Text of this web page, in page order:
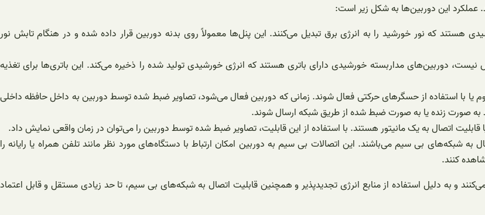
عملکرد این دوربین‌ها به شکل زیر است:
هستند که نور خورشید را به انرژی برق تبدیل می‌کنند. این پنل‌ها معمولاً روی بدنه دوربین قرار داده شده و در هنگام تابش نور
دوربین‌های مداربسته خورشیدی دارای باتری هستند که انرژی خورشیدی تولید شده را ذخیره می‌کند. این باتری‌ها برای تغذیه
یا با استفاده از حسگرهای حرکتی فعال شوند. زمانی که دوربین فعال می‌شود، تصاویر ضبط شده توسط دوربین به داخل حافظه داخلی
به صورت زنده یا به صورت ضبط شده از طریق شبکه ارسال شوند.
اتصال به یک مانیتور هستند. با استفاده از این قابلیت، تصاویر ضبط شده توسط دوربین را می‌توان در زمان واقعی نمایش داد.
شبکه‌های بی سیم می‌باشند. این اتصالات بی سیم به دوربین امکان ارتباط با دستگاه‌های مورد نظر مانند تلفن همراه یا رایانه را
کنند.
و به دلیل استفاده از منابع انرژی تجدیدپذیر و همچنین قابلیت اتصال به شبکه‌های بی سیم، تا حد زیادی مستقل و قابل اعتماد